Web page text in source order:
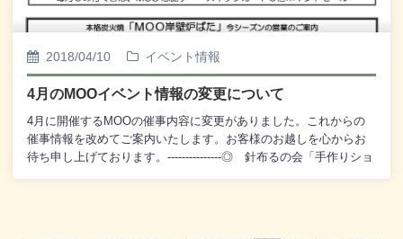
2018/04/10 イベント情報
4月のMOOイベント情報の変更について
4月に開催するMOOの催事内容に変更がありました。これからの
催事情報を改めてご案内いたします。お客様のお越しを心からお
待ち申し上げております。---------------◎ 針布るの会「手作りショ